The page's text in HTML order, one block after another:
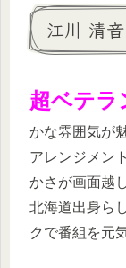
江川 清
超ベテ
かな雰囲気が
アレンジメン
かさが画面越
北海道出身ら
クで番組を元